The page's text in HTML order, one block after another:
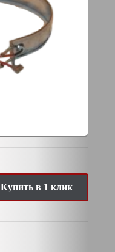
Купить в 1 клик